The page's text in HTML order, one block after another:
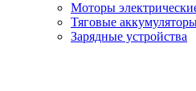
Моторы
Тяговые
Зарядные устройства